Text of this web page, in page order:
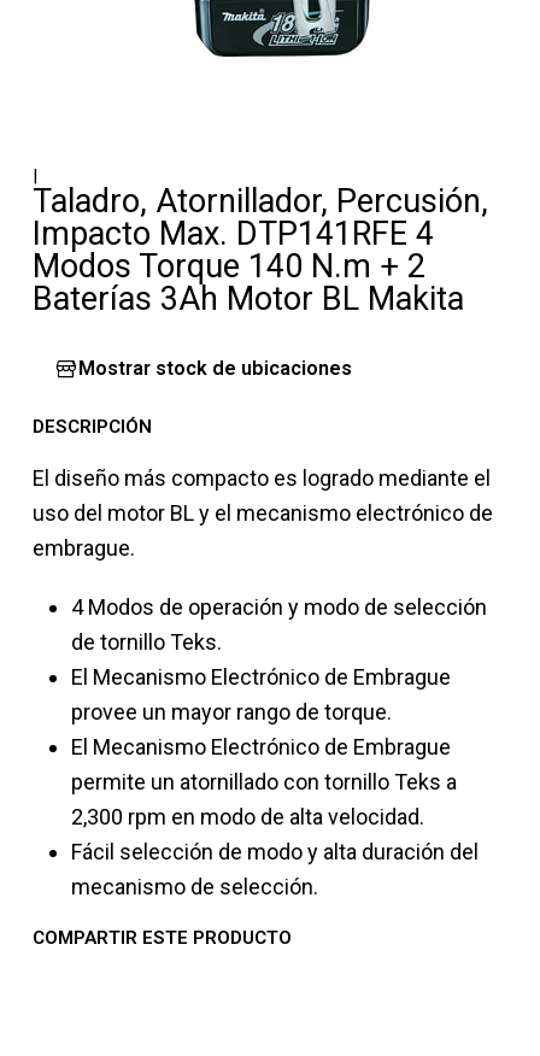
|
Taladro, Atornillador, Percusión,
Impacto Max. DTP141RFE 4
Modos Torque 140 N.m + 2
Baterías 3Ah Motor BL Makita
Mostrar stock de ubicaciones
DESCRIPCIÓN
El diseño más compacto es logrado mediante el
uso del motor BL y el mecanismo electrónico de
embrague.
4 Modos de operación y modo de selección
de tornillo Teks.
El Mecanismo Electrónico de Embrague
provee un mayor rango de torque.
El Mecanismo Electrónico de Embrague
permite un atornillado con tornillo Teks a
2,300 rpm en modo de alta velocidad.
Fácil selección de modo y alta duración del
mecanismo de selección.
COMPARTIR ESTE PRODUCTO